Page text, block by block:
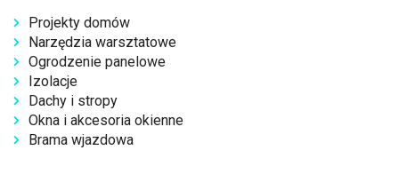
Projekty domów
Narzędzia warsztatowe
Ogrodzenie panelowe
Izolacje
Dachy i stropy
Okna i akcesoria okienne
Brama wjazdowa